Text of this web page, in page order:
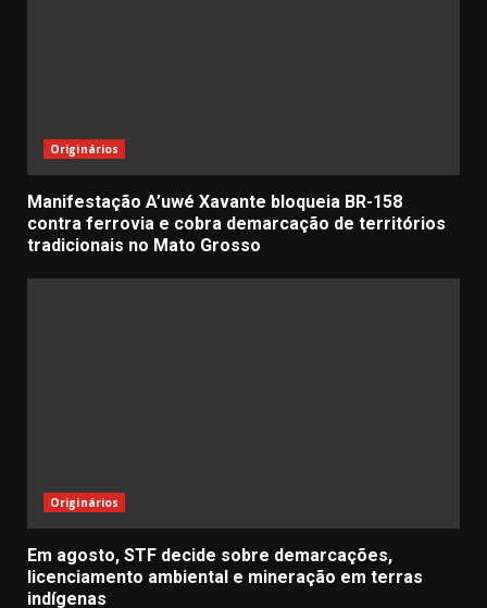
Originários
Manifestação A’uwé Xavante bloqueia BR-158
contra ferrovia e cobra demarcação de territórios
tradicionais no Mato Grosso
Originários
Em agosto, STF decide sobre demarcações,
licenciamento ambiental e mineração em terras
indígenas